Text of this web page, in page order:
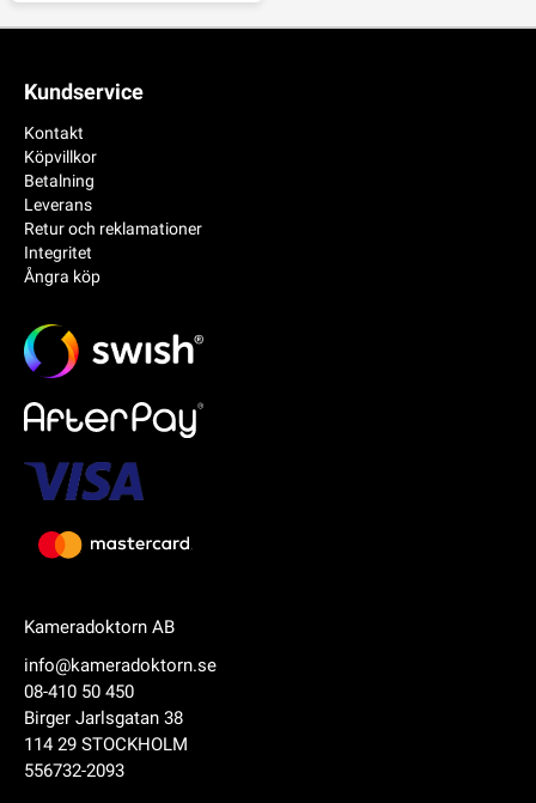
Kameradoktorn AB
info@kameradoktorn.se
08-410 50 450
Birger Jarlsgatan 38
114 29 STOCKHOLM
556732-2093
Kundservice
Kontakt
Köpvillkor
Betalning
Leverans
Retur och reklamationer
Integritet
Ångra köp